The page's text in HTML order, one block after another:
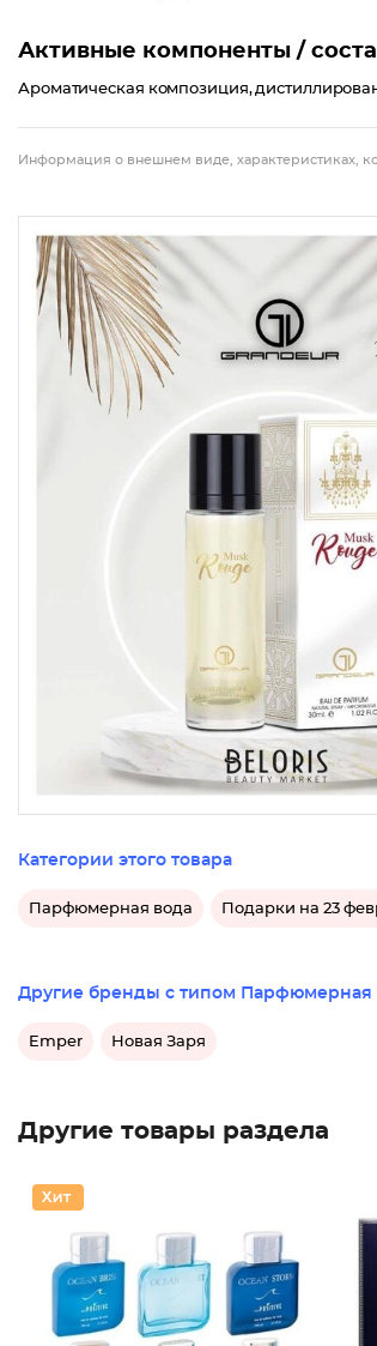
Активные компоненты /
Ароматическая композиция,
Информация о внешнем виде, характеристиках,
Категории этого товара
Парфюмерная вода Подарки на 23
Другие бренды с типом Парфюмерная
Emper Новая Заря
Другие товары раздела